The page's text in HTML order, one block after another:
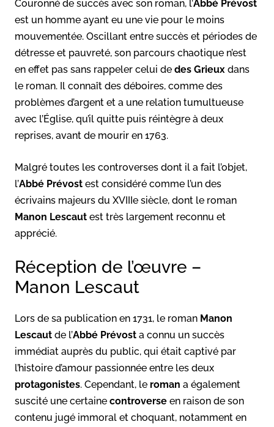
Couronné de succès avec son roman, l’Abbé Prévost
est un homme ayant eu une vie pour le moins
mouvementée. Oscillant entre succès et périodes de
détresse et pauvreté, son parcours chaotique n’est
en effet pas sans rappeler celui de des Grieux dans
le roman. Il connaît des déboires, comme des
problèmes d’argent et a une relation tumultueuse
avec l’Église, qu’il quitte puis réintègre à deux
reprises, avant de mourir en 1763.
Malgré toutes les controverses dont il a fait l’objet,
l’Abbé Prévost est considéré comme l’un des
écrivains majeurs du XVIIIe siècle, dont le roman
Manon Lescaut est très largement reconnu et
apprécié.
Réception de l’œuvre –
Manon Lescaut
Lors de sa publication en 1731, le roman Manon
Lescaut de l’Abbé Prévost a connu un succès
immédiat auprès du public, qui était captivé par
l’histoire d’amour passionnée entre les deux
protagonistes. Cependant, le roman a également
suscité une certaine controverse en raison de son
contenu jugé immoral et choquant, notamment en